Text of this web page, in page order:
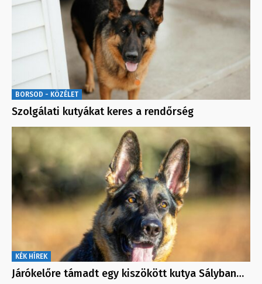
BORSOD - KÖZÉLET
Szolgálati kutyákat keres a rendőrség
KÉK HÍREK
Járókelőre támadt egy kiszökött kutya Sályban…